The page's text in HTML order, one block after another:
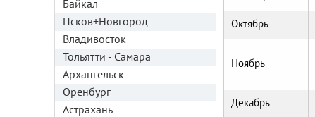
Байкал
Псков+Новгород
Владивосток
Тольятти - Самара
Архангельск
Оренбург
Астрахань
Октябрь
Ноябрь
Декабрь